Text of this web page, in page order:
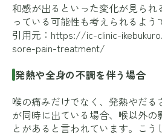
和感が出るといった変化が見ら
っている可能性も考えられるよう
引用元： https://ic-clinic-
sore-pain-treatment/
発熱や全身の不調を伴う場合
喉の痛みだけでなく、発熱やだる
が同時に出ている場合、喉以外の
とがあると言われています。こ